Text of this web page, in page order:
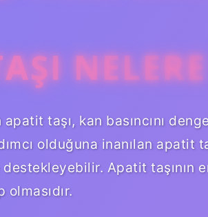
taşı, kan basıncını
olduğuna inanılan apatit
Apatit taşının
olmasıdır.